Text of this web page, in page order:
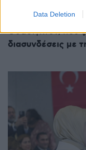
Data Deletion
πανεπιστήμιο
Ουάσιγκτον, που
διασυνδέσεις με